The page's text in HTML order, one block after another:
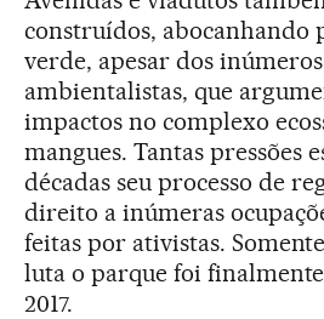
construídos, abocanhando
verde, apesar dos
ambientalistas, que
impactos no complexo
mangues. Tantas pressões
décadas seu processo de
direito a inúmeras
feitas por ativistas.
luta o parque foi
2017.